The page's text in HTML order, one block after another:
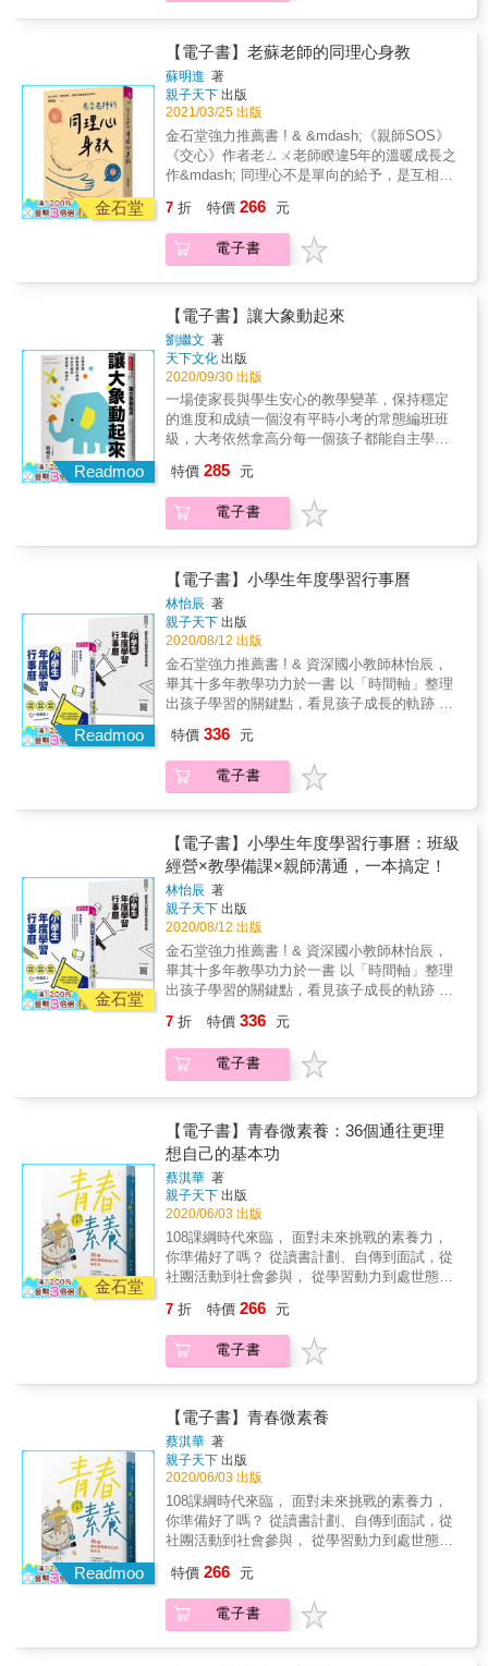
二○一八年，溫美玉是全美中文大會一個上臺的
生涯所追求的成功，不只侷限在虛幻的個人優
越感，而是真正的人生意義。教師生涯也可以
是活出真實自我的地方。 一個老師的能量與社
會角色並不只是教學生涯的三十年。 溫美玉退
休之後懷著使命感持續投入終生熱愛的教育工
作，體現了一個老師如何傳承經驗與持續學
習，推動社會正能量，定義「教育」與「教
師」的恆久價值。 這是溫美玉的教學生涯故
事，也是一場淬鍊心智與勇氣的英雄之旅。 一
書收錄三十篇溫美玉教學生涯小故事，道出一
個老師從「初任」、「成長」到「成熟」不同
階段所面對的課題與挑戰，以及突破困境的珍
貼近自我的人生。 2.溫美玉退休兩年後沉潛省
思，首度以「30年資深良師」的高度回望教學
之路的探索、挫敗與恆毅、奮進。 這是溫美玉
30年修練之路與人生心法，一個平凡老師的不
凡旅程。 3.本書不只是一本分享教學心法的
書，更是一本心理勵志好書。所有職場工作者
都能在本書得到珍貴的人生智慧和不斷超越自
教師、教育科系師生、家長。
老師，重新燃起對教育的熱情和動力，每個孩
學生開口的信心，這些看似微不足道的事情，
每位老師都能帶給學生融入日常的藝術教育：
★打開音樂廣播頻道，讓孩子低聲哼歌★用不
同的顏料和色筆，讓孩子恣意畫出各種可能★
準備乾淨的制服，讓孩子從服儀整潔開始改變
★除了創作，也讓孩子學會欣賞彼此的作品，
彼此讚美重視藝術的安卓亞永遠站在保護學生
的第一線，她在贏得全球教師獎之後，將獎金
全數投入公益，成立「駐校藝術家」慈善基金
學日常，也同樣是眾多教師與學生面臨的處
境。然而，安卓亞「挺身而教」的勇氣與毅
力，鼓舞著廣大對孩子不知所措、有無助感的
子都有可能從C-到A+，成功翻轉自己的人生！
內壢國中，校內幕後閱讀推手的楊秀嬌老師，
篇文章，盡數內壢國中的特色課程與親師生的
美好回憶！ & 3. 陳昭珍（教育部全國圖書教師
輔導團召集人）、謝益修（桃園市內壢國中校
長）、林祺文（桃園市東興國中校長）、郭玉
梅（桃園國中退休教師）、薛慧枝（教育部閱
讀磐石推手）的專序好評推薦，以及50位專業
推薦人的贊聲肯定！
寬廣的萬象世界與深邃的內在美麗，提取源源
不絕的創意寶庫，點亮藝術力，輝映那條通往
未來的道路！──孫菊君■藝術不是副科，並非
繁重學科中的調劑●覺知教師自身養成教育的僵
化，鬆開評判的標準●在藝術領域的多元面相
裡，總有適合不同學生擅長發揮的方式，多方
探索才是學習階段之首要■藝術課堂的積極價值
●用藝術看出關鍵，鍛鍊思考●藝術是觀察感知
的能力，是溝通表達的能力，可以練習思考，
諸實現，創造與創新●運用ORID焦點討論法提
問策略，幫助學生體驗完整的思考歷程●老師應
著眼於「Why」（為什麼教）和「How」（如
何教），而不只是聚焦於「What」（教什麼）
■溫暖正向的分組機制●靈活多元的「藝術大聯
盟分組法」，讓學生找到並運用自己的天賦●提
升學習動機的遊戲化情境設計●個個有事做、人
人有價值，互助協作以共創共好■引動好奇的課
程設計●「學思達X設計思考」教學設計三案例
實作●以創意廣告影片融入情境式課程，使學生
從操作中深刻理解視覺表達歷程，培養媒體識
讀能力●引導學生鑑賞與創作最夯的視覺資訊圖
表，強化視覺表達力，提升競爭優勢■善待歧
見、謙卑共善的課堂文化●異質性分組」形成團
隊協作，提升學習動機，並養成善待歧見的課
此撞擊，打磨出令人驚嘆的美麗
金石堂
【電子書】老蘇老師的同理心身教
蘇明進 著
親子天下 出版
2021/03/25 出版
金石堂強力推薦書 ! & &mdash;《親師SOS》
《交心》作者老ㄙㄨ老師睽違5年的溫暖成長之
作&mdash; 同理心不是單向的給予，是互相的
好的大人，你也蛻變成更棒的自己！ 身處教育
現場愈久，老ㄙㄨ老師愈發現： 「同理心」是
日漸稀少、卻日益重要的關鍵能力。 但我們得
室裡都猶如一位諮商心理師。 看似乖巧的學
生，其實常只是「被馴化」，內心了充滿壓抑
與傷痛； 挑戰秩序、讓師長頭痛的小魔王，其
實只是渴望關愛的孩子。 還有更多，看穿埋藏
在表象之下的，充滿愛與同理的心靈交會⋯⋯
．總是全身充滿異味的男孩，教了全班最深刻
的一堂善良的功課。 ．被同學嫌棄「難相處、
公主病」的女孩，背後是失去母親後、渴望陪
伴的呼求。 ．從未被父母擁抱的孩子，被老師
受到狂暴打罵教育的孩子，在學校也常像一座
憤怒小火山。 ．「老師，如果你是我的爸爸就
好&hellip;&hellip;」經過一段時間的課後陪伴，
眼神逐漸有光采的女孩說。 「身為一位平凡的
國小老師，我能為他們做的，就只有守護在這
小小的教室裡， 為他們營造安全的歸屬感。為
他們打開世界的窗，讓光灑落進來。」老ㄙㄨ
老師說。 他，用「為師亦為父」的無數眼淚和
多年教學經驗， 摸索、歸納出「同理心開展5
步驟」， 讓你在課堂與家中，都能落實培養同
理心的具體行動， 用同理織出關愛滿滿的安心
之網，重新找回你與孩子的深刻連結。 本書特
色 ***** 看見同理心身教的力量 ***** ◇6堂課，
幫助孩子從不想學到主動學 啟動內在動機Ｘ累
積心流經驗Ｘ破除成績迷思Ｘ培養主動積極Ｘ
觀點Ｘ梳理思考邏輯Ｘ同理他人需求Ｘ發揮助
人力量 ◇4堂課，終結每天的作業戰爭 學會課
題分離Ｘ進步沒有捷徑Ｘ溫柔注入能量Ｘ以愛
陪伴支持 「老ㄙㄨ成功詮釋教室運作，同時解
析與聆聽了身旁無助者的每個片刻。從同理心
故事開始，牽動思考：想讓班級有愛，不是教
孩子如何有愛？反求諸己「老師先整頓自己的
情緒」開始，接著「同理、引導、幫助」孩子
成長。重新思考事件意義，也引領孩子的內在
情緒，讓孩子當情緒的主人，而非被情緒操
***** 在課堂、在家裡，都簡單實用的同理心處
方 ***** 同理心太難教？ 第一本對「同理心培
養方法」提出具體步驟和實例故事的教師手記
對話的生活實踐 ◇4關鍵，培養聊天力 ◇5步
驟，讓彼此互相理解 ◇7方法，找到與孩子的
溝通脈絡 「老ㄙㄨ老師毫不藏私，大方分享多
年的教學經驗與引導策略，諸如：開設聊天
課，教予聊天技巧，化解班上孩子歧見；建議
衝突的母女倆互相寫出對方十個優點；利用家
事卡，鼓勵孩子從不起眼的生活小事著手，培
養主動積極的能力；利用情緒語詞列表，幫助
正向語言說出愛與擔憂；在事件過後，待情緒
穩定，再來找機會深入溝通。」 ──小雨麻，親
職作家 ***** 老蘇交心語錄 ***** ◇關於同理 有
同理心的孩子，需要在有同理心的環境下成
用強行打斷或威嚇來使他收起情緒，他怎麼能
學會接納自我、適切表達情緒？他未曾感受到
情緒被同理，又怎麼能同理他人的辛苦處境？
◇關於讚美 對於從來沒有被人肯定過的孩子，
讚美為他在黑暗中照進一束光，找到渴望已久
的出口；讚美拂去他身上的塵埃，讓他感受到
自己的存在感。 ◇關於學習 很多家長不知道的
是，孩子的學習成績，也與家長的教養觀念密
不可分。不是說花了多少錢補習或做了多少強
這些年我看到的是，孩子的學習表現，取決於
他們對於新事物的好奇、對於困難挑戰的勇
氣，以及對於學習保有高昂的動機，那才是讓
7 折 特價 266 元
電子書
Readmoo
【電子書】讓大象動起來
劉繼文 著
天下文化 出版
2020/09/30 出版
一場使家長與學生安心的教學變革，保持穩定
的進度和成績一個沒有平時小考的常態編班班
級，大考依然拿高分每一個孩子都能自主學
每個學生在自己的軌道上學習，以自己的速度
前進SUPER教師劉繼文首部力作，方新舟、李
崇建、張輝誠專文推薦我寫下這本書，並不表
一起打磨做為一個教師的專業。――劉繼文常
態編班的班級裡，老師通常會以中等學生的程
度來講述課程內容，結果大家都在裝――◆已
經會了的學生裝乖聽課……◆聽不懂的學生裝
乖放空……◆老師假裝大家都沒問題……差異
化教學就是，大家都不要再裝了――◆真實面
對學生的狀態，會的繼續向前，不會的放慢速
度，讓每個學生用自己的速度跑步。◆A咖跑外
圈，給他多一點、深入一點的資料。◆B咖跑內
少內容，以「學會」取代「教完」。以學思達
啟動自學力――◆讓學生學會學習，比學會學
科更重要。◆「自學力」是學思達的靈魂，更
是學思達的核心價值所在。◆「互動」是學思
達的心臟，學習就在每一個互動間發生。◆把
講台讓出來，把時間留白，讓出自主學習的空
間。◆引領學生思考，關鍵是提問的技巧、適
時為學生搭鷹架，以及忍住不說答案。◆壓力
＋助力＋鼓勵＝學生上台表達的動力。激發動
機，讓大象動起來――◆先用外在動機吸引沒
有動機的學生，再將外在動機轉化為內在動
機。◆以增強物做為外在動機時，一旦發生習
歡某項活動，若再給予外在的獎勵，反而會削
弱內在動機。◆問足夠好的問題，並保持耐
性，讓好奇心發酵，啟動內在學習動機。◆增
強機制與馬斯洛需求層次理論結合，可提升內
生學習的速度有快有慢，教學進度應從「教」
的進度轉變為「學」的進度。◆培養學生看影
片自學的能力，輔以同質分組和分級學習單，
進行班級內差異化教學。◆在課堂內融入非同
步影片，並以學習單定錨與檢核，讓每個學生
都是自己的學習駕駛，達成個人化學習。
「教」與「學」的思辨――◆我們感慨一代不
如一代，但其實是傳統教學方式無意間培養了
孩子的被動等待。◆當老師一再餵養填鴨，便
逐漸削弱了學生的「覓食」本能。◆老師必須
拋棄「學生一定要老師教才會」的假定，讓學
生走在老師前面。◆老師必須換副眼鏡，不再
專注於學科內容的傳授，而是關注學生認知技
能的發展。◆老師要能貼近學生的心，當他墜
展出差異化教學的第一本書。2.在課堂中結合
學思達、心智圖、數位學習，激發內在學習動
機，同時培養自學力、思考力、溝通表達力。
3.破除學思達無法應用於常態編班的迷思，三
年來沒有任何紙筆測驗的小考，依然在段考和
會考有亮眼成績。
特價 285 元
電子書
Readmoo
【電子書】小學生年度學習行事曆
林怡辰 著
親子天下 出版
2020/08/12 出版
金石堂強力推薦書 ! & 資深國小教師林怡辰，
畢其十多年教學功力於一書 以「時間軸」整理
出孩子學習的關鍵點，看見孩子成長的軌跡 誠
待「學習」的實用寶典 學校生活是一種周而復
始的循環，孩子在其中不斷成長、茁壯 身為最
重要的陪伴者，老師和家長都是循環中不可或
校外教學、期中期末考、寒暑假、畢業典禮，
還有準備升國中的銜接期&hellip;&hellip;在孩子
的學習成長路上，每個時間點都充滿各式各樣
的挑戰。身為師長的我們，究竟該怎麼花時間
陪伴孩子，用什麼樣的方式教養心愛的孩子
呈現，探討孩子在每個重要學習時機點，老師
與家長可認真著眼的細節，整理出真正有幫助
的建議和具體做法。 透過本書，期盼能為親師
搭起合作的橋梁，讓彼此相互理解，看見孩子
慣；也希望親師能以終為始，踏踏實實、不慌
不忙的陪伴孩子前進，讓孩子得以自學、自
立，也讓親師得以放心、放手。 十五年的教學
資料都是分散在各處，這幾年面對為台灣而教
（TFT）、初任教師，趁著檔案整理，才得以
把這些隱性知識，用規格化的方式召喚出來。
這本書雖然二十天就完成初稿，但其實是超過
十五年有意識的累積。&mdash;&mdash;林怡
辰 本書特色 1.教師的萬用寶典：從這本書中，
新進教師可以學習到前人累積的智慧，化繁為
簡，從深陷各項龐雜的學校事務中破繭而出；
念，重新檢視自身的帶班架構和規律，並將多
錦囊：從這本書中，家長可以了解孩子的在校
生活，認識學校的運作和教師的理念，看見孩
子成長的脈絡及未來方向，與學校合奏，和教
師攜手，共同陪伴孩子學習、成長。 3.隨書附
贈超實用表格：包含開學前電訪紀錄表、自主
學習任務表、一週作業規畫表、班親會班級經
營計畫書，獨家攻略不藏私完整收錄！
特價 336 元
電子書
金石堂
【電子書】小學生年度學習行事曆：班級
經營×教學備課×親師溝通，一本搞定！
林怡辰 著
親子天下 出版
2020/08/12 出版
金石堂強力推薦書 ! & 資深國小教師林怡辰，
畢其十多年教學功力於一書 以「時間軸」整理
出孩子學習的關鍵點，看見孩子成長的軌跡 誠
待「學習」的實用寶典 學校生活是一種周而復
始的循環，孩子在其中不斷成長、茁壯 身為最
重要的陪伴者，老師和家長都是循環中不可或
校外教學、期中期末考、寒暑假、畢業典禮，
還有準備升國中的銜接期&hellip;&hellip;在孩子
的學習成長路上，每個時間點都充滿各式各樣
的挑戰。身為師長的我們，究竟該怎麼花時間
陪伴孩子，用什麼樣的方式教養心愛的孩子
呈現，探討孩子在每個重要學習時機點，老師
與家長可認真著眼的細節，整理出真正有幫助
的建議和具體做法。 透過本書，期盼能為親師
搭起合作的橋梁，讓彼此相互理解，看見孩子
慣；也希望親師能以終為始，踏踏實實、不慌
不忙的陪伴孩子前進，讓孩子得以自學、自
立，也讓親師得以放心、放手。 十五年的教學
資料都是分散在各處，這幾年面對為台灣而教
（TFT）、初任教師，趁著檔案整理，才得以
把這些隱性知識，用規格化的方式召喚出來。
這本書雖然二十天就完成初稿，但其實是超過
十五年有意識的累積。&mdash;&mdash;林怡
辰 本書特色 1.教師的萬用寶典：從這本書中，
新進教師可以學習到前人累積的智慧，化繁為
資深教師則可以用來借鑒，堅持初心、實踐信
念，重新檢視自身的帶班架構和規律，並將多
出來的時間進行個人專業成長。 2.家長的共學
7 折 特價 336 元
電子書
金石堂
【電子書】青春微素養：36個通往更理
想自己的基本功
蔡淇華 著
親子天下 出版
2020/06/03 出版
108課綱時代來臨， 面對未來挑戰的素養力，
你準備好了嗎？ 從讀書計劃、自傳到面試，從
社團活動到社會參與， 從學習動力到處世態
解答之書。 找到夢想的邏輯，讓努力更加精
準， 從現在起，擁有自主學習力，提前布局你
的人生。 曾獲師鐸獎肯定與多項文學獎的淇華
鍊出36個微心法，以工具、方法、動力及態度
四大面向出發， 為年輕學子指引思考與前進的
方向。 這些場景，也許你感到熟悉： ‧「108課
綱上路後，考試及評分標準改變，不再是我熟
悉的方法了，我該怎麼辦？」 &rarr;面對新挑
戰，要有新方法，淇華老師整理與升學考試相
關的要訣，迅速抓住評審眼球。 ‧「擔心他人對
我的看法」、「害怕自己沒有足夠的才能」、
「憂鬱被人拒絕」？ &rarr;也許，我們不只要有
學」。 ‧「好不容易取得學校或實習的面試機
會，該如何在面試後脫穎而出？」 &rarr;往內心
與經驗探尋，例如說出讓你兩眼發光的內在動
7 折 特價 266 元
電子書
Readmoo
【電子書】青春微素養
蔡淇華 著
親子天下 出版
2020/06/03 出版
108課綱時代來臨， 面對未來挑戰的素養力，
你準備好了嗎？ 從讀書計劃、自傳到面試，從
社團活動到社會參與， 從學習動力到處世態
解答之書。 找到夢想的邏輯，讓努力更加精
準， 從現在起，擁有自主學習力，提前布局你
的人生。 曾獲師鐸獎肯定與多項文學獎的淇華
特價 266 元
電子書